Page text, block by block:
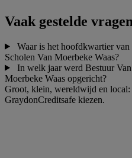
Vaak gestelde vragen
Waar is het hoofdkwartier
Scholen Van Moerbeke Waas?
In welk jaar werd Bestuur
Moerbeke Waas opgericht?
Groot, klein, wereldwijd en
GraydonCreditsafe kiezen.